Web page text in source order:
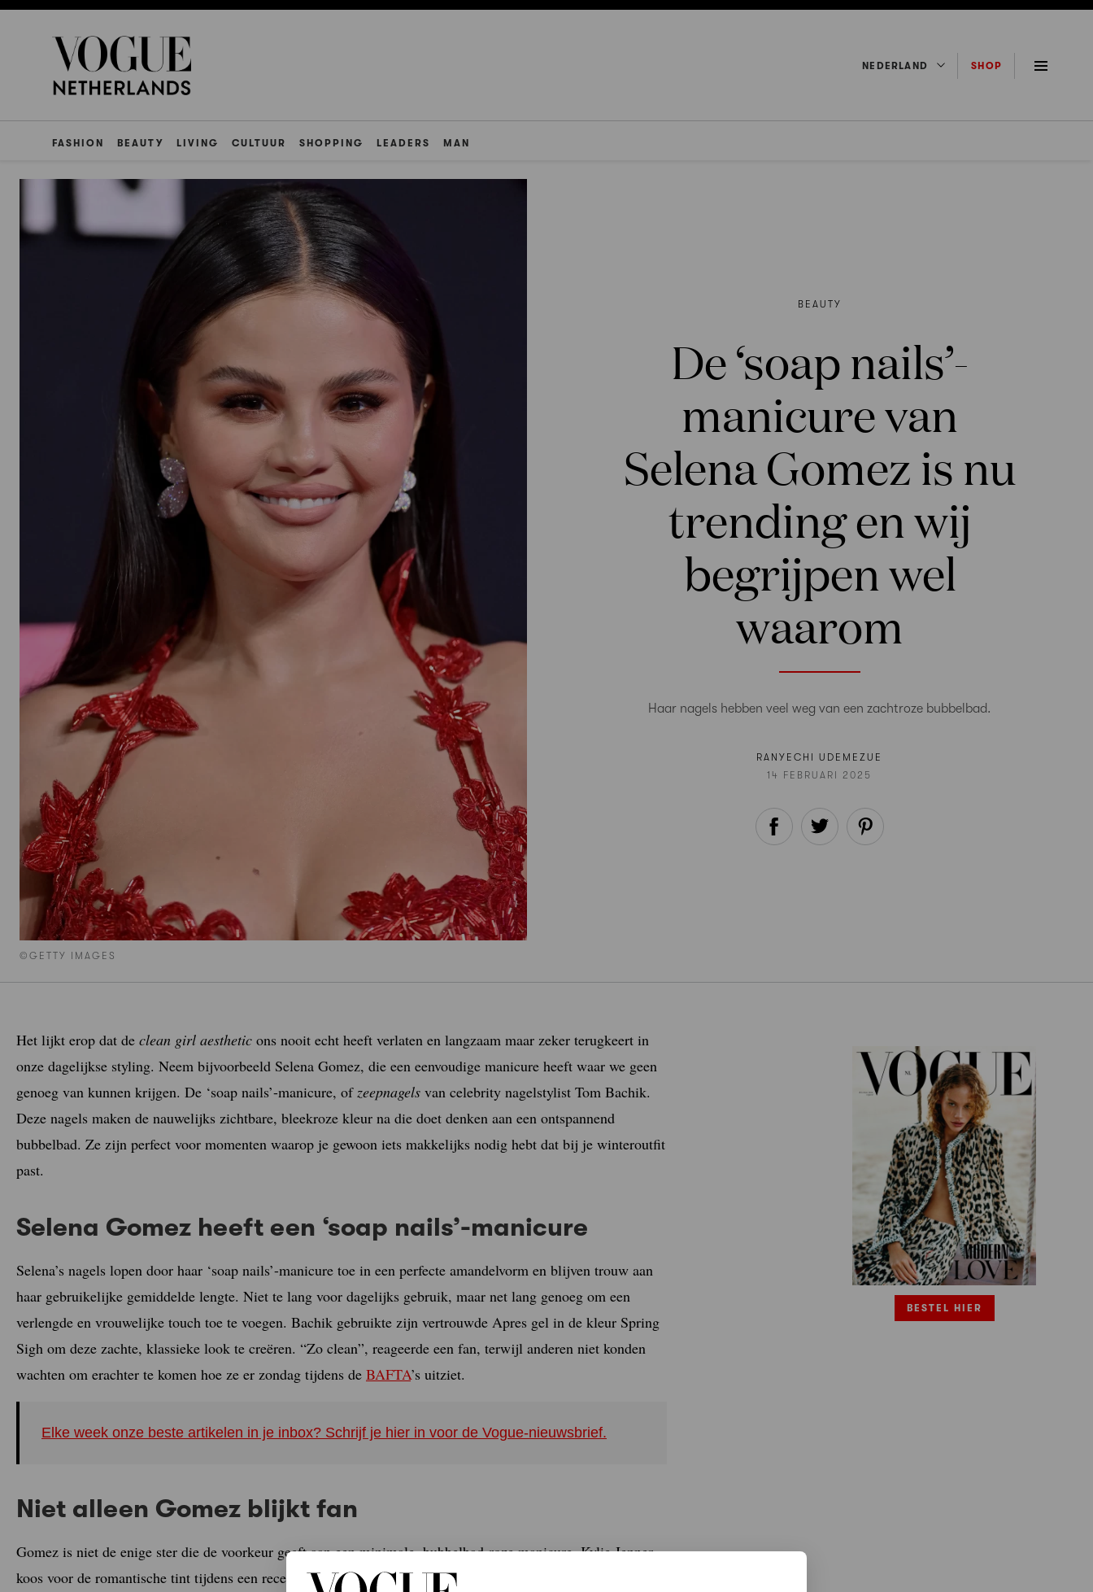
NEDERLAND SHOP
FASHION BEAUTY LIVING CULTUUR SHOPPING LEADERS MAN
©GETTY IMAGES
BEAUTY
De ‘soap nails’-
manicure van
Selena Gomez is nu
trending en wij
begrijpen wel
waarom
Haar nagels hebben veel weg van een zachtroze bubbelbad.
RANYECHI UDEMEZUE
14 FEBRUARI 2025
Het lijkt erop dat de clean girl aesthetic ons nooit echt heeft verlaten en langzaam maar zeker terugkeert in
onze dagelijkse styling. Neem bijvoorbeeld Selena Gomez, die een eenvoudige manicure heeft waar we geen
genoeg van kunnen krijgen. De ‘soap nails’-manicure, ofzeepnagels van celebrity nagelstylist Tom Bachik.
Deze nagels maken de nauwelijks zichtbare, bleekroze kleur na die doet denken aan een ontspannend
bubbelbad. Ze zijn perfect voor momenten waarop je gewoon iets makkelijks nodig hebt dat bij je winteroutfit
past.
Selena Gomez heeft een ‘soap nails’-manicure
Selena’s nagels lopen door haar ‘soap nails’-manicure toe in een perfecte amandelvorm en blijven trouw aan
haar gebruikelijke gemiddelde lengte. Niet te lang voor dagelijks gebruik, maar net lang genoeg om een
verlengde en vrouwelijke touch toe te voegen. Bachik gebruikte zijn vertrouwde Apres gel in de kleur Spring
Sigh om deze zachte, klassieke look te creëren. “Zo clean”, reageerde een fan, terwijl anderen niet konden
wachten om erachter te komen hoe ze er zondag tijdens de BAFTA’s uitziet.
Elke week onze beste artikelen in je inbox? Schrijf je hier in voor de Vogue-nieuwsbrief.
Niet alleen Gomez blijkt fan
Gomez is niet de enige ster die de voorkeur geeft aan een minimale, bubbelbad-roze manicure. Kylie Jenner
koos voor de romantische tint tijdens een recente trip om haar vriendje Timothée Chalamet. Zowel Gomez,
BESTEL HIER